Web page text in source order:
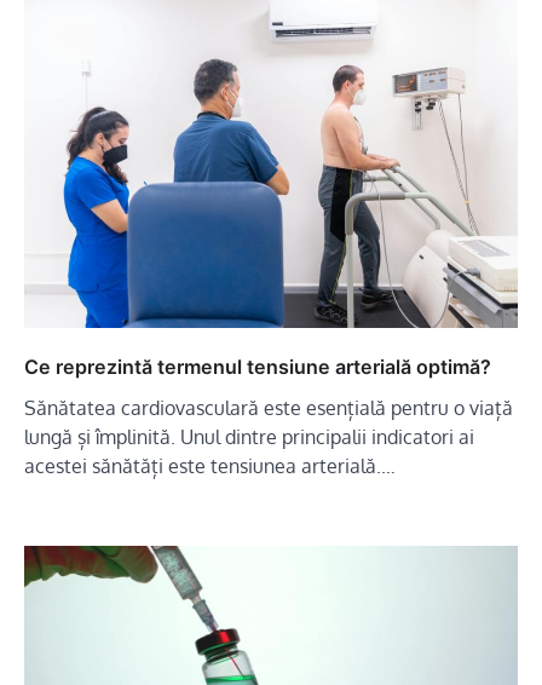
Ce reprezintă termenul tensiune arterială optimă?
Sănătatea cardiovasculară este esențială pentru o viață
lungă și împlinită. Unul dintre principalii indicatori ai
acestei sănătăți este tensiunea arterială.…